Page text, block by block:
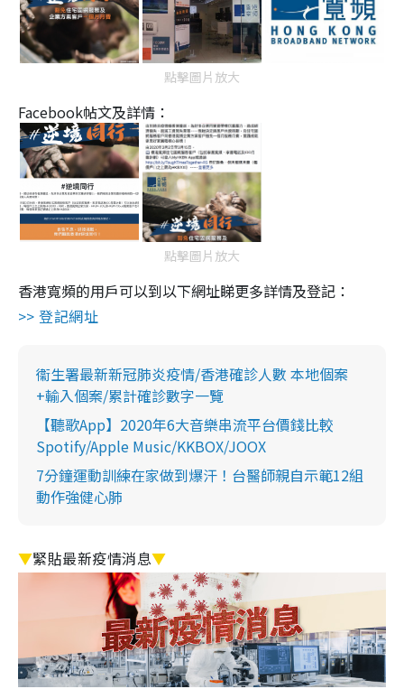
點擊圖片放大
Facebook帖文及詳情：
點擊圖片放大
香港寬頻的用戶可以到以下網址睇更多詳情及登記：
>> 登記網址
衞生署最新新冠肺炎疫情/香港確診人數 本地個案
+輸入個案/累計確診數字一覽
【聽歌App】2020年6大音樂串流平台價錢比較
Spotify/Apple Music/KKBOX/JOOX
7分鐘運動訓練在家做到爆汗！台醫師親自示範12組
動作強健心肺
▼緊貼最新疫情消息▼